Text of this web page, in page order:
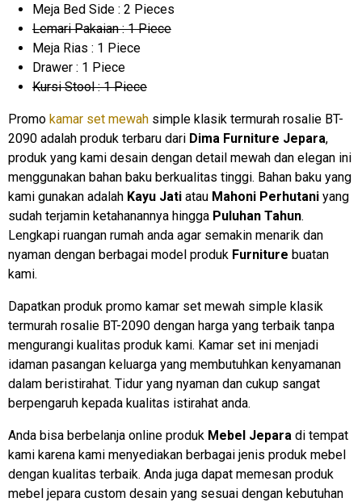
Meja Bed Side : 2 Pieces
Lemari Pakaian : 1 Piece
Meja Rias : 1 Piece
Drawer : 1 Piece
Kursi Stool : 1 Piece
Promo kamar set mewah simple klasik termurah rosalie BT-
2090 adalah produk terbaru dari Dima Furniture Jepara,
produk yang kami desain dengan detail mewah dan elegan ini
menggunakan bahan baku berkualitas tinggi. Bahan baku yang
kami gunakan adalah Kayu Jati atau Mahoni Perhutani yang
sudah terjamin ketahanannya hingga Puluhan Tahun.
Lengkapi ruangan rumah anda agar semakin menarik dan
nyaman dengan berbagai model produk Furniture buatan
kami.
Dapatkan produk promo kamar set mewah simple klasik
termurah rosalie BT-2090 dengan harga yang terbaik tanpa
mengurangi kualitas produk kami. Kamar set ini menjadi
idaman pasangan keluarga yang membutuhkan kenyamanan
dalam beristirahat. Tidur yang nyaman dan cukup sangat
berpengaruh kepada kualitas istirahat anda.
Anda bisa berbelanja online produk Mebel Jepara di tempat
kami karena kami menyediakan berbagai jenis produk mebel
dengan kualitas terbaik. Anda juga dapat memesan produk
mebel jepara custom desain yang sesuai dengan kebutuhan